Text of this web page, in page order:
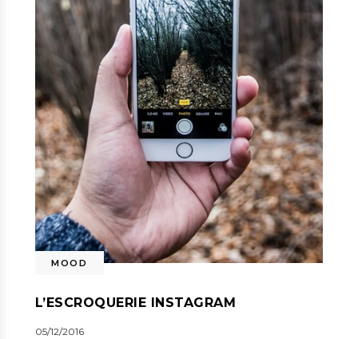
MOOD
L’ESCROQUERIE INSTAGRAM
05/12/2016